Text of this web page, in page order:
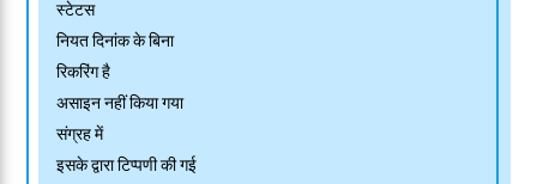
स्टेटस
नियत दिनांक के बिना
रिकरिंग है
असाइन नहीं किया गया
संग्रह में
इसके द्वारा टिप्पणी की गई